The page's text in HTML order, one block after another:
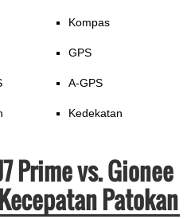
Kompas
GPS
A-GPS
Kedekatan
Prime vs. Gionee
Patokan